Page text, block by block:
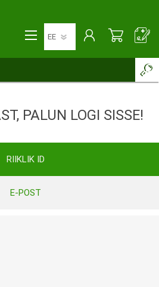
PALUN LOGI SISSE!
RIIKLIK ID
E-POST